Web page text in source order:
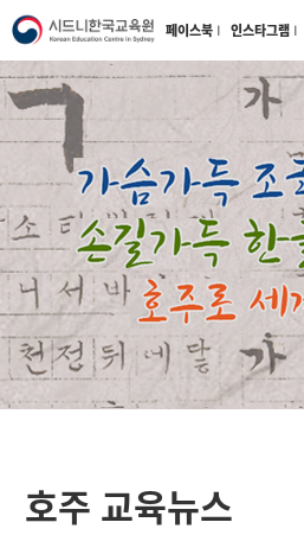
페이스북 l 인스타그램 l
호주 교육뉴스